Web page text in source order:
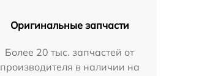
Оригинальные запчасти
Более 20 тыс. запчастей от
производителя в наличии на